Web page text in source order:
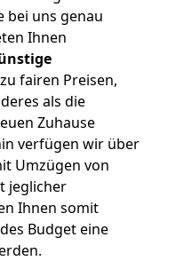
bei uns genau
Ihnen
zu fairen Preisen,
als die
Zuhause
verfügen wir über
Umzügen von
jeglicher
Ihnen somit
Budget eine